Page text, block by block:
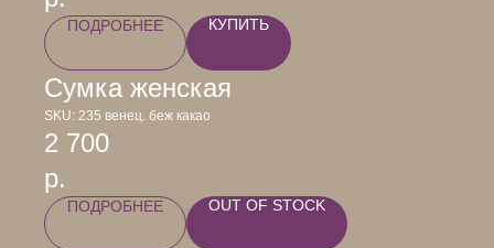
ПОДРОБНЕЕ КУПИТЬ
Сумка женская
SKU: 235 венец. беж какао
2 700
р.
ПОДРОБНЕЕ OUT OF STOCK